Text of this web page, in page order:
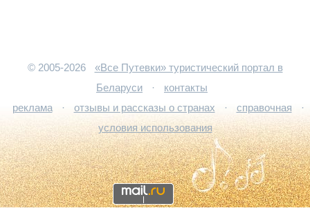
© 2005-2026
«Все Путевки» туристический портал в
Беларуси
·
контакты
реклама
· отзывы и рассказы о странах · справочная
·
условия использования